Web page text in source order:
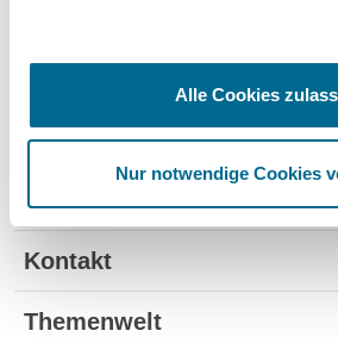
Alle Cookies
Nur notwendige Cookies
Standorte
Kontakt
Themenwelt